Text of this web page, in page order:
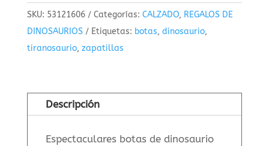
SKU: 53121606 Categorías: CALZADO, REGALOS DE
DINOSAURIOS
Etiquetas: botas, dinosaurio,
tiranosaurio, zapatillas
Descripción
Espectaculares botas de dinosaurio